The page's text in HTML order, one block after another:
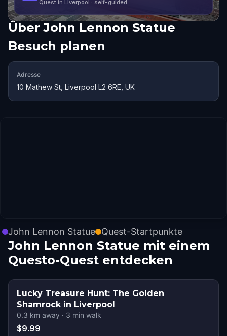
Quest in Liverpool · self-guided
Über John Lennon Statue
Besuch planen
Adresse
10 Mathew St, Liverpool L2 6RE, UK
John Lennon Statue Quest-Startpunkte
John Lennon Statue mit einem
Questo-Quest entdecken
Lucky Treasure Hunt: The Golden
Shamrock in Liverpool
0.3 km away · 3 min walk
$9.99